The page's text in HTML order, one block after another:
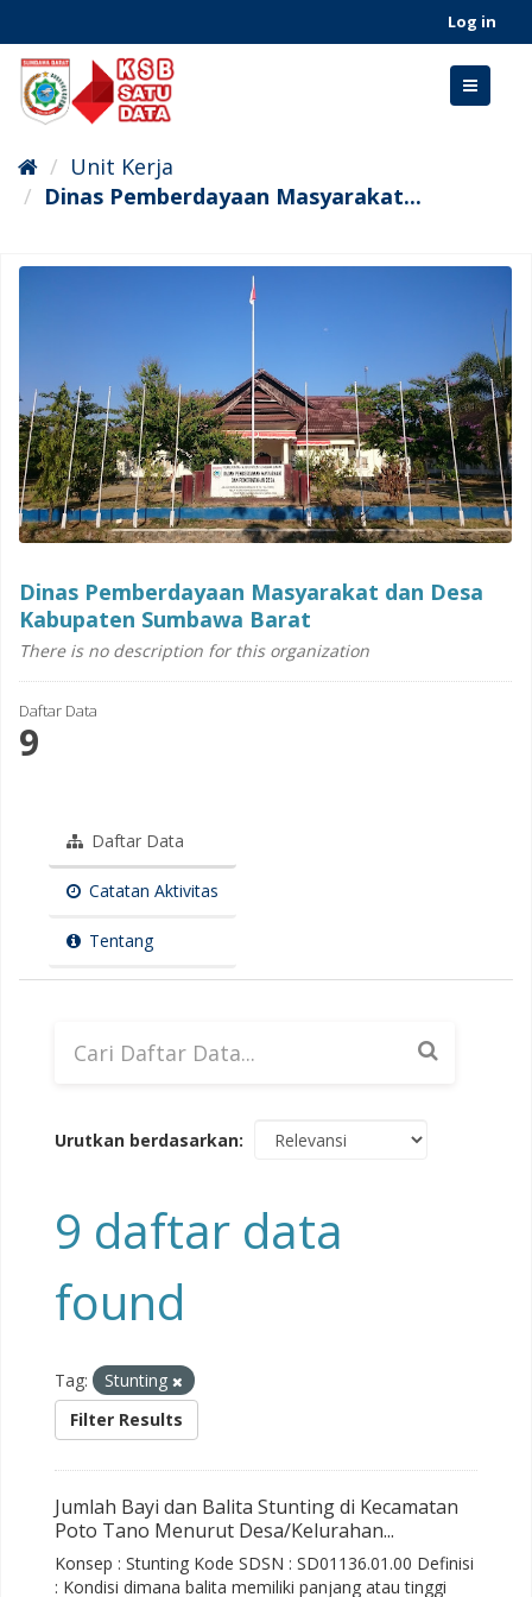
content
Log in
Toggle
Unit Kerja
Dinas Pemberdayaan Masyarakat...
Dinas Pemberdayaan Masyarakat dan Desa
Kabupaten Sumbawa Barat
There is no description for this organization
Daftar Data
9
Daftar Data
Catatan Aktivitas
Tentang
Urutkan berdasarkan
9 daftar data
found
Tag:
Stunting
Filter Results
Jumlah Bayi dan Balita Stunting di Kecamatan
Poto Tano Menurut Desa/Kelurahan...
Konsep : Stunting Kode SDSN : SD01136.01.00 Definisi
: Kondisi dimana balita memiliki panjang atau tinggi